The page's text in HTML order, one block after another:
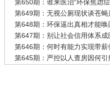
第650期：谁来医治“环保焦虑
第649期：无视公厕现状谈苍蝇
第648期：环保逼出真相才能唤
第647期：别让社会信用体系成
第646期：何时有能力实现带薪
第645期：严控以人查房因何引